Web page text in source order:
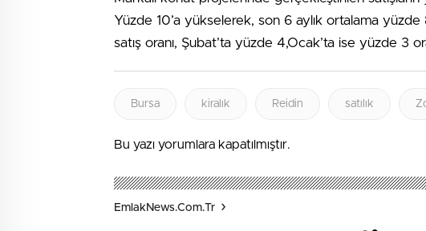
Yüzde 10’a yükselerek, son 6 aylık ortalama yüzde
satış oranı, Şubat’ta yüzde 4,Ocak’ta ise yüzde 3
Bursa kiralık Reidin satılık
Bu yazı yorumlara kapatılmıştır.
EmlakNews.com.tr